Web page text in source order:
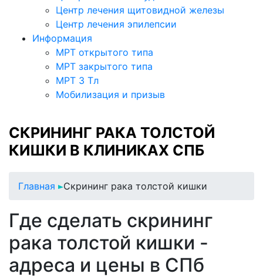
Центр лечения щитовидной железы
Центр лечения эпилепсии
Информация
МРТ открытого типа
МРТ закрытого типа
МРТ 3 Тл
Мобилизация и призыв
СКРИНИНГ РАКА ТОЛСТОЙ
КИШКИ В КЛИНИКАХ СПБ
Главная Скрининг рака толстой кишки
Где сделать скрининг
рака толстой кишки -
адреса и цены в СПб